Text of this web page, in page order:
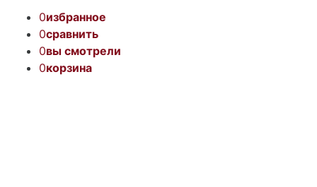
0избранное
0сравнить
0вы смотрели
0корзина